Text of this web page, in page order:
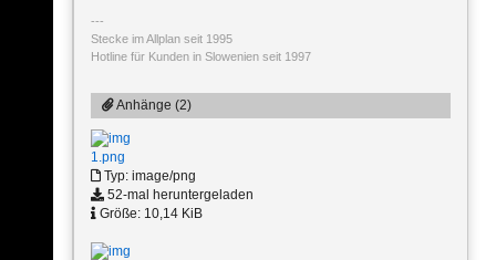
Stecke im Allplan seit 1995
Hotline für Kunden in Slowenien seit 1997
Anhänge (2)
1.png
Typ: image/png
52-mal heruntergeladen
Größe: 10,14 KiB